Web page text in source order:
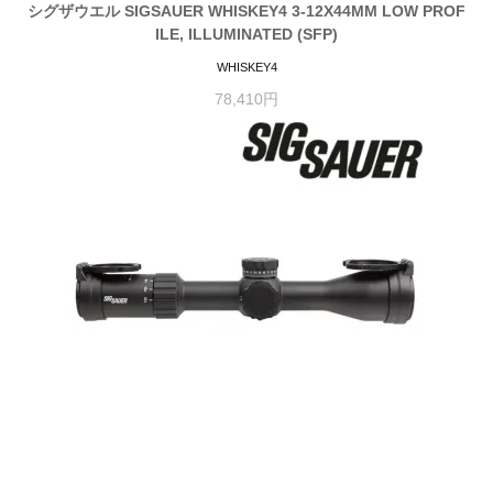
シグザウエル SIGSAUER WHISKEY4 3-12X44MM LOW PROF
ILE, ILLUMINATED (SFP)
WHISKEY4
78,410円